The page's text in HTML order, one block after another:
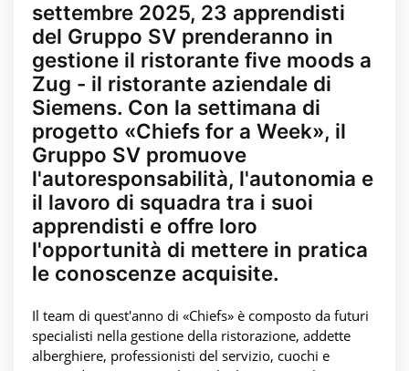
settembre 2025, 23 apprendisti
del Gruppo SV prenderanno in
gestione il ristorante five moods a
Zug - il ristorante aziendale di
Siemens. Con la settimana di
progetto «Chiefs for a Week», il
Gruppo SV promuove
l'autoresponsabilità, l'autonomia e
il lavoro di squadra tra i suoi
apprendisti e offre loro
l'opportunità di mettere in pratica
le conoscenze acquisite.
Il team di quest'anno di «Chiefs» è composto da futuri
specialisti nella gestione della ristorazione, addette
alberghiere, professionisti del servizio, cuochi e